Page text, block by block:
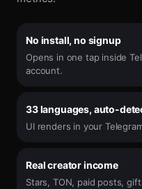
No install, no signup
Opens in one tap inside
account.
33 languages, auto-
UI renders in your
Real creator income
Stars, TON, paid posts,